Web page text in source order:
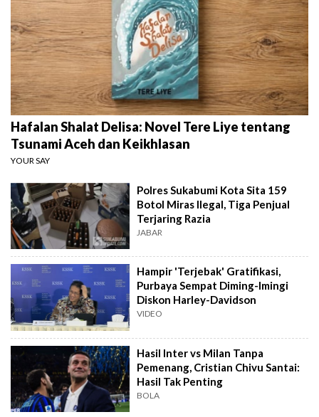
Hafalan Shalat Delisa: Novel Tere Liye tentang
Tsunami Aceh dan Keikhlasan
YOUR SAY
Polres Sukabumi Kota Sita 159
Botol Miras Ilegal, Tiga Penjual
Terjaring Razia
JABAR
Hampir 'Terjebak' Gratifikasi,
Purbaya Sempat Diming-Imingi
Diskon Harley-Davidson
VIDEO
Hasil Inter vs Milan Tanpa
Pemenang, Cristian Chivu Santai:
Hasil Tak Penting
BOLA